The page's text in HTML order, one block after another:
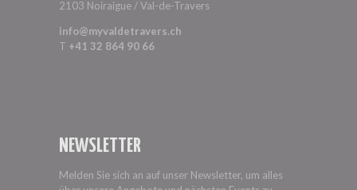
2103 Noiraigue / Val-de-Travers
info@myvaldetravers.ch
T +41 32 864 90 66
NEWSLETTER
Melden Sie sich an auf unser Newsletter, um alles